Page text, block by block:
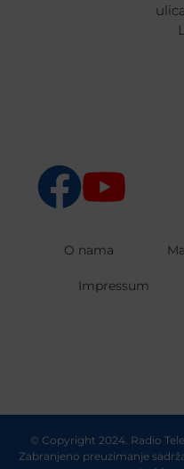
O nama
Impressum
© Copyright 2024. Radio
Zabranjeno preuzimanje